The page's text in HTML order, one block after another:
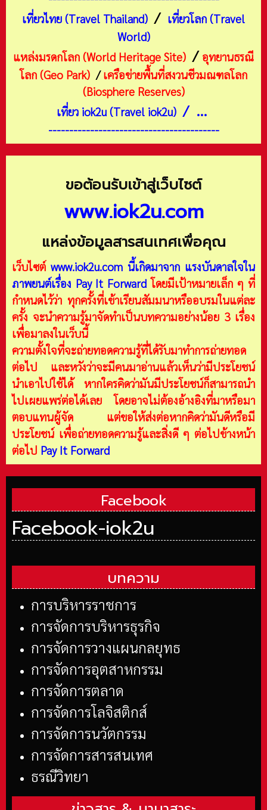
เที่ยวไทย (Travel Thailand) / เที่ยวโลก (Travel
World)
แหล่งมรดกโลก (World Heritage Site) /อุทยานธรณี
โลก (Geo Park) /เครือข่ายพื้นที่สงวนชีวมณฑลโลก
(Biosphere Reserves)
เที่ยว iok2u (Travel iok2u) / ...
-----------------------------------------
ขอต้อนรับเข้าสู่เว็บไซต์
www.iok2u.com
แหล่งข้อมูลสารสนเทศเพื่อคุณ
เว็บไซต์ www.iok2u.com นี้เกิดมาจาก แรงบันดาลใจใน
ภาพยนต์เรื่อง Pay It Forward โดยมีเป้าหมายเล็ก ๆ ที่
กำหนดไว้ว่า ทุกครั้งที่เข้าเรียนสัมมนาหรืออบรมในแต่ละ
ครั้ง จะนำความรู้มาจัดทำเป็นบทความอย่างน้อย 3 เรื่อง
เพื่อมาลงในเว็บนี้
ความตั้งใจที่จะถ่ายทอดความรู้ที่ได้รับมาทำการถ่ายทอด
ต่อไป และหวังว่าจะมีคนมาอ่านแล้วเห็นว่ามีประโยชน์
นำเอาไปใช้ได้ หากใครคิดว่ามันมีประโยชน์ก็สามารถนำ
ไปเผยแพร่ต่อได้เลย โดยอาจไม่ต้องอ้างอิงที่มาหรือมา
ตอบแทนผู้จัด แต่ขอให้ส่งต่อหากคิดว่ามันดีหรือมี
ประโยชน์ เพื่อถ่ายทอดความรู้และสิ่งดี ๆ ต่อไปข้างหน้า
ต่อไป Pay It Forward
Facebook
Facebook-iok2u
บทความ
การบริหารราชการ
การจัดการบริหารธุรกิจ
การจัดการวางแผนกลยุทธ
การจัดการอุตสาหกรรม
การจัดการตลาด
การจัดการโลจิสติกส์
การจัดการนวัตกรรม
การจัดการสารสนเทศ
ธรณีวิทยา